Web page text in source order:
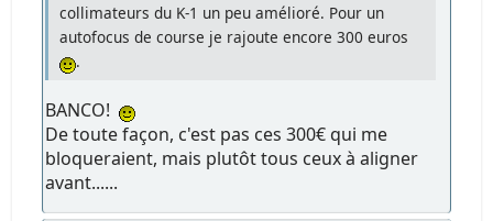
collimateurs du K-1 un peu amélioré. Pour un
autofocus de course je rajoute encore 300 euros
.
BANCO!
De toute façon, c'est pas ces 300€ qui me
bloqueraient, mais plutôt tous ceux à aligner
avant......